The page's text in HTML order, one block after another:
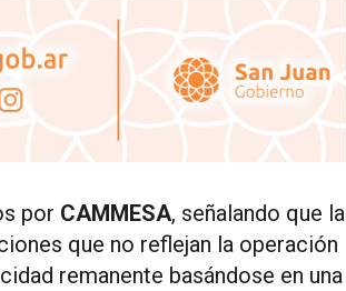
por CAMMESA, señalando que la
que no reflejan la operación
remanente basándose en una